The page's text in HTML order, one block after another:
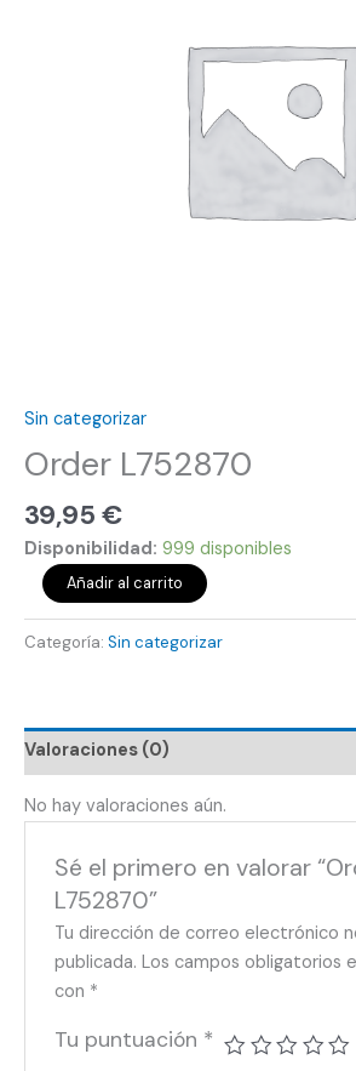
Sin categorizar
Order L752870
39,95 €
Disponibilidad: 999 disponibles
Añadir al carrito
Categoría: Sin categorizar
Valoraciones (0)
No hay valoraciones aún.
Sé el primero en valorar
L752870”
Tu dirección de correo electrónico
publicada. Los campos obligatorios
con *
Tu puntuación *